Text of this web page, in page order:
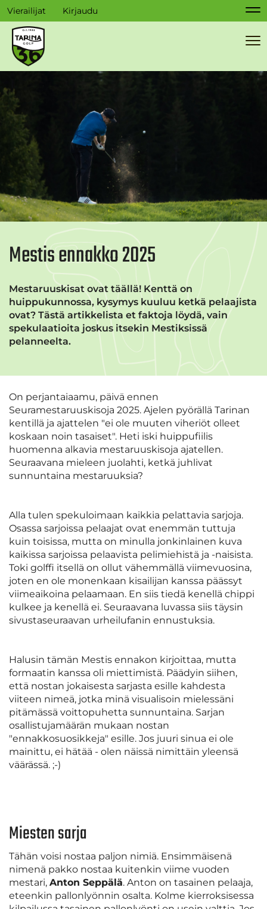
Vierailijat Kirjaudu
Mestis ennakko 2025
Mestaruuskisat ovat täällä! Kenttä on
huippukunnossa, kysymys kuuluu ketkä pelaajista
ovat? Tästä artikkelista et faktoja löydä, vain
spekulaatioita joskus itsekin Mestiksissä
pelanneelta.
On perjantaiaamu, päivä ennen
Seuramestaruuskisoja 2025. Ajelen pyörällä Tarinan
kentillä ja ajattelen "ei ole muuten viheriöt olleet
koskaan noin tasaiset". Heti iski huippufiilis
huomenna alkavia mestaruuskisoja ajatellen.
Seuraavana mieleen juolahti, ketkä juhlivat
sunnuntaina mestaruuksia?
Alla tulen spekuloimaan kaikkia pelattavia sarjoja.
Osassa sarjoissa pelaajat ovat enemmän tuttuja
kuin toisissa, mutta on minulla jonkinlainen kuva
kaikissa sarjoissa pelaavista pelimiehistä ja -naisista.
Toki golffi itsellä on ollut vähemmällä viimevuosina,
joten en ole monenkaan kisailijan kanssa päässyt
viimeaikoina pelaamaan. En siis tiedä kenellä chippi
kulkee ja kenellä ei. Seuraavana luvassa siis täysin
sivustaseuraavan urheilufanin ennustuksia.
Halusin tämän Mestis ennakon kirjoittaa, mutta
formaatin kanssa oli miettimistä. Päädyin siihen,
että nostan jokaisesta sarjasta esille kahdesta
viiteen nimeä, jotka minä visualisoin mielessäni
pitämässä voittopuhetta sunnuntaina. Sarjan
osallistujamäärän mukaan nostan
"ennakkosuosikkeja" esille. Jos juuri sinua ei ole
mainittu, ei hätää - olen näissä nimittäin yleensä
väärässä. ;-)
Miesten sarja
Tähän voisi nostaa paljon nimiä. Ensimmäisenä
nimenä pakko nostaa kuitenkin viime vuoden
mestari, Anton Seppälä. Anton on tasainen pelaaja,
eteenkin pallonlyönnin osalta. Kolme kierroksisessa